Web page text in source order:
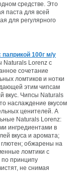
средстве. Это
паста для всей
для регулярного
100г м/у
Naturals Lorenz с
сочетание
ломтиков и нотки
этим чипсам
вкус. Чипсы Naturals
наслаждение вкусом
ценителей. А
Naturals Lorenz:
ингредиентами в
вкуса и аромата;
обжарены на
ломтики с
по принципу
не снимая